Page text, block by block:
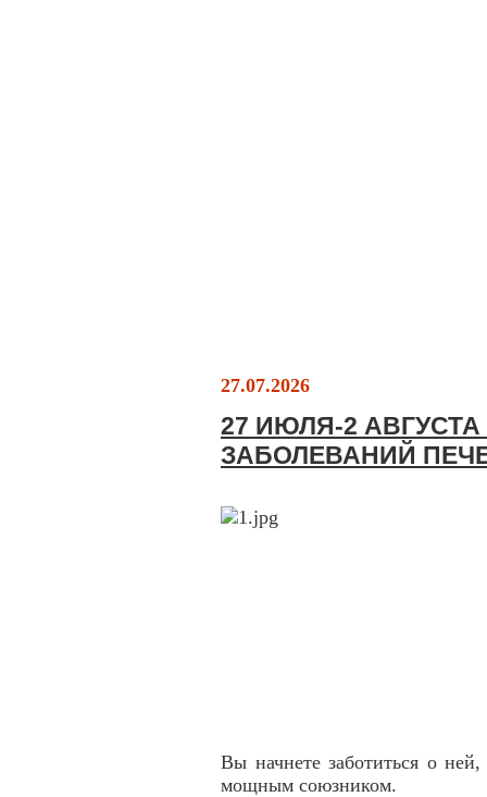
27.07.2026
27 ИЮЛЯ-2
ЗАБОЛЕВАНИЙ
Вы начнете заботиться о
мощным союзником.